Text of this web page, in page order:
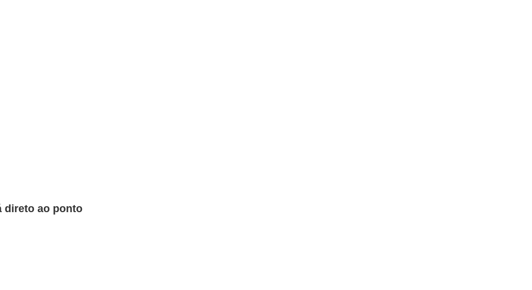
direto ao ponto